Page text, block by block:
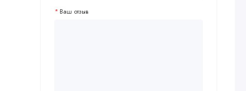
Ваш отзыв